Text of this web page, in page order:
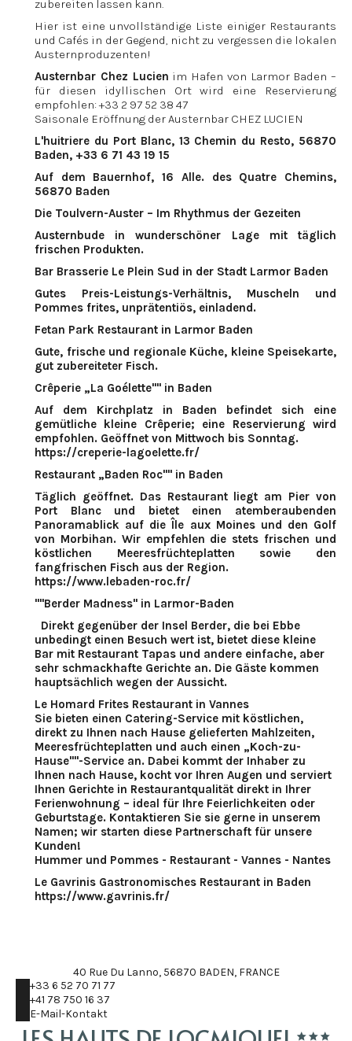
zubereiten lassen kann.
Hier ist eine unvollständige Liste einiger Restaurants
und Cafés in der Gegend, nicht zu vergessen die lokalen
Austernproduzenten!
Austernbar Chez Lucien im Hafen von Larmor Baden –
für diesen idyllischen Ort wird eine Reservierung
empfohlen: +33 2 97 52 38 47
Saisonale Eröffnung der Austernbar CHEZ LUCIEN
L'huitriere du Port Blanc, 13 Chemin du Resto, 56870
Baden, +33 6 71 43 19 15
Auf dem Bauernhof, 16 Alle. des Quatre Chemins,
56870 Baden
Die Toulvern-Auster – Im Rhythmus der Gezeiten
Austernbude in wunderschöner Lage mit täglich
frischen Produkten.
Bar Brasserie Le Plein Sud in der Stadt Larmor Baden
Gutes Preis-Leistungs-Verhältnis, Muscheln und
Pommes frites, unprätentiös, einladend.
Fetan Park Restaurant in Larmor Baden
Gute, frische und regionale Küche, kleine Speisekarte,
gut zubereiteter Fisch.
Crêperie „La Goélette"" in Baden
Auf dem Kirchplatz in Baden befindet sich eine
gemütliche kleine Crêperie; eine Reservierung wird
empfohlen. Geöffnet von Mittwoch bis Sonntag.
https://creperie-lagoelette.fr/
Restaurant „Baden Roc"" in Baden
Täglich geöffnet. Das Restaurant liegt am Pier von
Port Blanc und bietet einen atemberaubenden
Panoramablick auf die Île aux Moines und den Golf
von Morbihan. Wir empfehlen die stets frischen und
köstlichen Meeresfrüchteplatten sowie den
fangfrischen Fisch aus der Region.
https://www.lebaden-roc.fr/
""Berder Madness" in Larmor-Baden
Direkt gegenüber der Insel Berder, die bei Ebbe
unbedingt einen Besuch wert ist, bietet diese kleine
Bar mit Restaurant Tapas und andere einfache, aber
sehr schmackhafte Gerichte an. Die Gäste kommen
hauptsächlich wegen der Aussicht.
Le Homard Frites Restaurant in Vannes
Sie bieten einen Catering-Service mit köstlichen,
direkt zu Ihnen nach Hause gelieferten Mahlzeiten,
Meeresfrüchteplatten und auch einen „Koch-zu-
Hause""-Service an. Dabei kommt der Inhaber zu
Ihnen nach Hause, kocht vor Ihren Augen und serviert
Ihnen Gerichte in Restaurantqualität direkt in Ihrer
Ferienwohnung – ideal für Ihre Feierlichkeiten oder
Geburtstage. Kontaktieren Sie sie gerne in unserem
Namen; wir starten diese Partnerschaft für unsere
Kunden!
Hummer und Pommes - Restaurant - Vannes - Nantes
Le Gavrinis Gastronomisches Restaurant in Baden
https://www.gavrinis.fr/
40 Rue Du Lanno, 56870 BADEN, FRANCE
+33 6 52 70 71 77
+41 78 750 16 37
E-Mail-Kontakt